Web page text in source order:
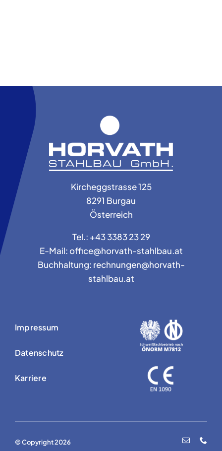
Kircheggstrasse 125
8291 Burgau
Österreich
Tel.: +43 3383 23 29
E-Mail: office@horvath-stahlbau.at
Buchhaltung: rechnungen@horvath-
stahlbau.at
Impressum
Datenschutz
Karriere
© Copyright 2026